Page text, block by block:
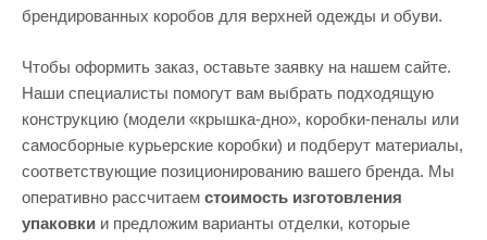
брендированных коробов для верхней одежды и обуви.
Чтобы оформить заказ, оставьте заявку на нашем сайте.
Наши специалисты помогут вам выбрать подходящую
конструкцию (модели «крышка-дно», коробки-пеналы или
самосборные курьерские коробки) и подберут материалы,
соответствующие позиционированию вашего бренда. Мы
оперативно рассчитаем стоимость изготовления
упаковки и предложим варианты отделки, которые